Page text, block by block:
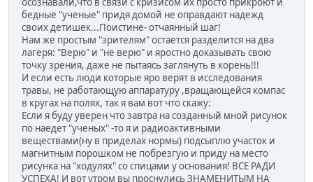
бедные "ученые" придя домой не оправдают надежд
своих детишек...Поистине- отчаянный шаг!
Нам же простым "зрителям" остается разделится на два
лагеря: "Верю" и "не верю" и яростно доказывать свою
точку зрения, даже не пытаясь заглянуть в корень!!!
И если есть люди которые яро верят в исследования
травы, не работающую аппаратуру ,вращающейся компас
в кругах на полях, так я вам вот что скажу:
Если я буду уверен что завтра на созданный мной рисунок
по наедет "ученых" -то я и радиоактивными
веществами(ну в приделах нормы) подсыплю участок и
магнитным порошком не побрезгую и приду на место
рисунка на "ходулях" со спицами у основания! ВСЕ РАДИ
УСПЕХА! И вот утром вы проснулись ЗНАМЕНИТЫМ НА